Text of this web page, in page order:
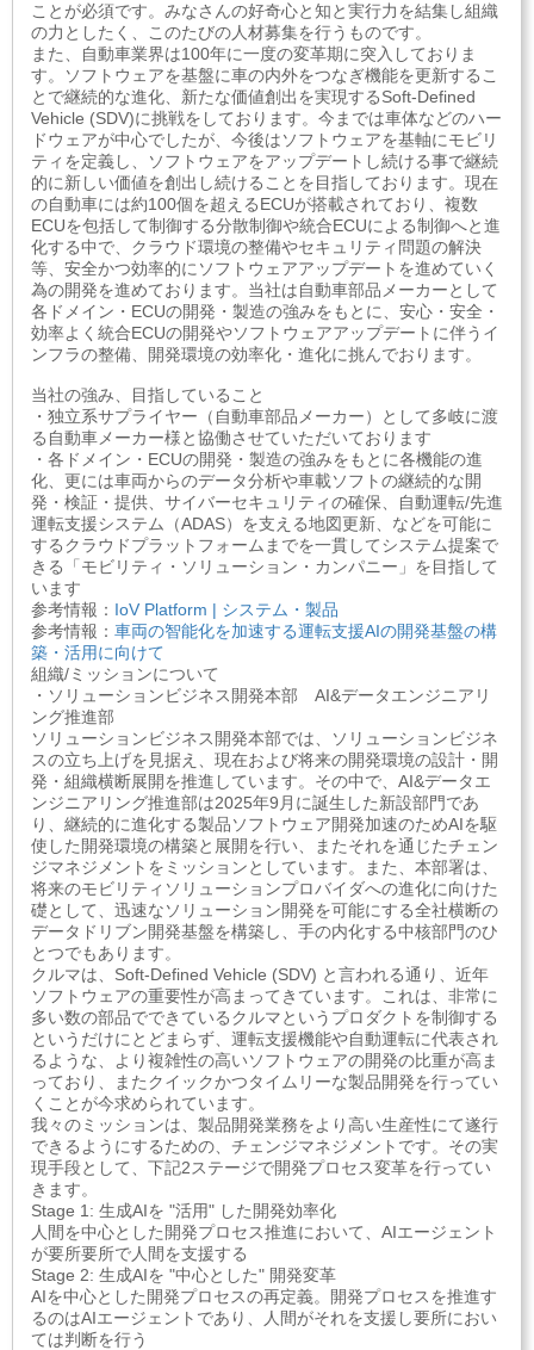
ことが必須です。みなさんの好奇心と知と実行力を結集し組織
の力としたく、このたびの人材募集を行うものです。
また、自動車業界は100年に一度の変革期に突入しておりま
す。ソフトウェアを基盤に車の内外をつなぎ機能を更新するこ
とで継続的な進化、新たな価値創出を実現するSoft-Defined
Vehicle (SDV)に挑戦をしております。今までは車体などのハー
ドウェアが中心でしたが、今後はソフトウェアを基軸にモビリ
ティを定義し、ソフトウェアをアップデートし続ける事で継続
的に新しい価値を創出し続けることを目指しております。現在
の自動車には約100個を超えるECUが搭載されており、複数
ECUを包括して制御する分散制御や統合ECUによる制御へと進
化する中で、クラウド環境の整備やセキュリティ問題の解決
等、安全かつ効率的にソフトウェアアップデートを進めていく
為の開発を進めております。当社は自動車部品メーカーとして
各ドメイン・ECUの開発・製造の強みをもとに、安心・安全・
効率よく統合ECUの開発やソフトウェアアップデートに伴うイ
ンフラの整備、開発環境の効率化・進化に挑んでおります。
当社の強み、目指していること
・独立系サプライヤー（自動車部品メーカー）として多岐に渡
る自動車メーカー様と協働させていただいております
・各ドメイン・ECUの開発・製造の強みをもとに各機能の進
化、更には車両からのデータ分析や車載ソフトの継続的な開
発・検証・提供、サイバーセキュリティの確保、自動運転/先進
運転支援システム（ADAS）を支える地図更新、などを可能に
するクラウドプラットフォームまでを一貫してシステム提案で
きる「モビリティ・ソリューション・カンパニー」を目指して
います
参考情報： IoV Platform | システム・製品
参考情報： 車両の智能化を加速する運転支援AIの開発基盤の構
築・活用に向けて
組織/ミッションについて
・ソリューションビジネス開発本部 AI&データエンジニアリ
ング推進部
ソリューションビジネス開発本部では、ソリューションビジネ
スの立ち上げを見据え、現在および将来の開発環境の設計・開
発・組織横断展開を推進しています。その中で、AI&データエ
ンジニアリング推進部は2025年9月に誕生した新設部門であ
り、継続的に進化する製品ソフトウェア開発加速のためAIを駆
使した開発環境の構築と展開を行い、またそれを通じたチェン
ジマネジメントをミッションとしています。また、本部署は、
将来のモビリティソリューションプロバイダへの進化に向けた
礎として、迅速なソリューション開発を可能にする全社横断の
データドリブン開発基盤を構築し、手の内化する中核部門のひ
とつでもあります。
クルマは、Soft-Defined Vehicle (SDV) と言われる通り、近年
ソフトウェアの重要性が高まってきています。これは、非常に
多い数の部品でできているクルマというプロダクトを制御する
というだけにとどまらず、運転支援機能や自動運転に代表され
るような、より複雑性の高いソフトウェアの開発の比重が高ま
っており、またクイックかつタイムリーな製品開発を行ってい
くことが今求められています。
我々のミッションは、製品開発業務をより高い生産性にて遂行
できるようにするための、チェンジマネジメントです。その実
現手段として、下記2ステージで開発プロセス変革を行ってい
きます。
Stage 1: 生成AIを "活用" した開発効率化
人間を中心とした開発プロセス推進において、AIエージェント
が要所要所で人間を支援する
Stage 2: 生成AIを "中心とした" 開発変革
AIを中心とした開発プロセスの再定義。開発プロセスを推進す
るのはAIエージェントであり、人間がそれを支援し要所におい
ては判断を行う